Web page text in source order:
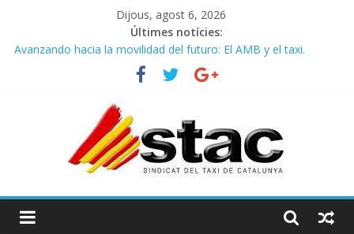
Dijous, agost 6, 2026
Últimes notícies:
Avanzando hacia la movilidad del futuro: El AMB y el taxi.
Programa de Radio TAXI LIBRE 29.07.2026 en COOLTURA FM.
STAC/ATC SOLICITAN TAULA TÈCNICA PARA MEJORAR LA
OPERATIVA DE ENTRADA EN EL PUERTO DE BARCELONA.
Programa de Radio TAXI LIBRE 22.07.2026 en COOLTURA FM.
Edición 385
COMUNICADO CONJUNTO STAC – ATC